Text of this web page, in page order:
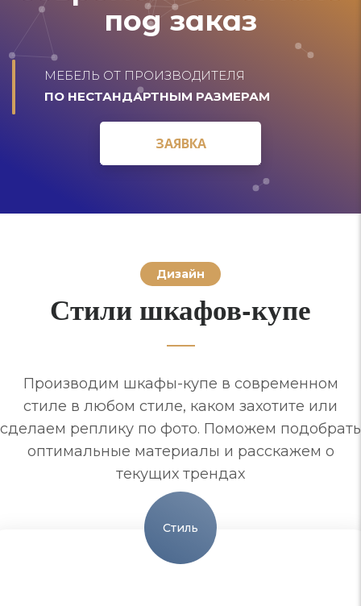
под заказ
МЕБЕЛЬ ОТ ПРОИЗВОДИТЕЛЯ
ПО НЕСТАНДАРТНЫМ РАЗМЕРАМ
ЗАЯВКА
ЗАЯВКА
Дизайн
Стили шкафов-купе
Производим шкафы-купе в современном
стиле в любом стиле, каком захотите или
сделаем реплику по фото. Поможем подобрать
оптимальные материалы и расскажем о
текущих трендах
Стиль